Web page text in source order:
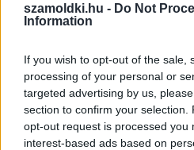
szamoldki.hu - Do Not
Information
If you wish to opt-out of the sale,
processing of your personal or
targeted advertising by us,
section to confirm your selection.
opt-out request is processed you
interest-based ads based on